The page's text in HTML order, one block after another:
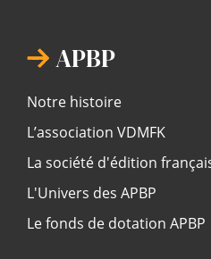
APBP
Notre histoire
L’association VDMFK
La société d'édition
L'Univers des APBP
Le fonds de dotation APBP